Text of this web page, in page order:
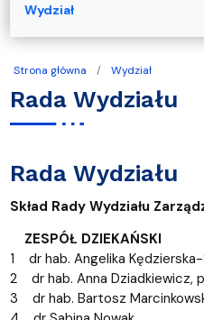
Strona główna Wydział
Rada Wydziału
Rada Wydziału
Skład Rady Wydziału
ZESPÓŁ DZIEKAŃSKI
1 dr hab. Angelika
2 dr hab. Anna Dziadkiewicz,
3 dr hab. Bartosz
Wydział